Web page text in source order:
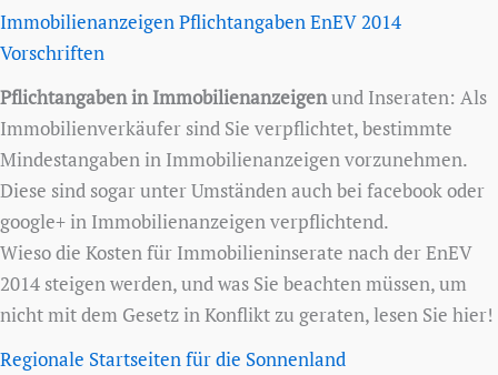
Immobilienanzeigen Pflichtangaben EnEV 2014
Vorschriften
Pflichtangaben in Immobilienanzeigenund Inseraten: Als
Immobilienverkäufer sind Sie verpflichtet, bestimmte
Mindestangaben in Immobilienanzeigen vorzunehmen.
Diese sind sogar unter Umständen auch bei facebook oder
google+ in Immobilienanzeigen verpflichtend.
Wieso die Kosten für Immobilieninserate nach der EnEV
2014 steigen werden, und was Sie beachten müssen, um
nicht mit dem Gesetz in Konflikt zu geraten, lesen Sie hier!
Regionale Startseiten für die Sonnenland